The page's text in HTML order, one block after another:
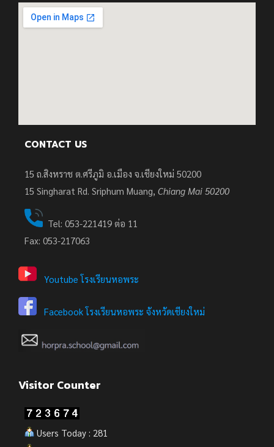
CONTACT US
15 ถ.สิงหราช ต.ศรีภูมิ อ.เมือง จ.เชียงใหม่ 50200
15 Singharat Rd. Sriphum Muang, Chiang Mai 50200
Tel: 053-221419 ต่อ 11
Fax: 053-217063
Youtube โรงเรียนหอพระ
Facebook โรงเรียนหอพระ จังหวัดเชียงใหม่
Visitor Counter
Users Today : 281